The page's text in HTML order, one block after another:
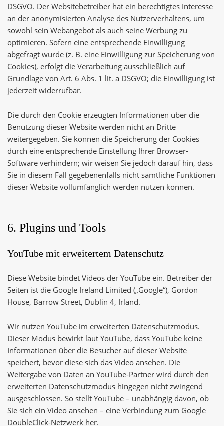
DSGVO. Der Websitebetreiber hat ein berechtigtes Interesse
an der anonymisierten Analyse des Nutzerverhaltens, um
sowohl sein Webangebot als auch seine Werbung zu
optimieren. Sofern eine entsprechende Einwilligung
abgefragt wurde (z. B. eine Einwilligung zur Speicherung von
Cookies), erfolgt die Verarbeitung ausschließlich auf
Grundlage von Art. 6 Abs. 1 lit. a DSGVO; die Einwilligung ist
jederzeit widerrufbar.
Die durch den Cookie erzeugten Informationen über die
Benutzung dieser Website werden nicht an Dritte
weitergegeben. Sie können die Speicherung der Cookies
durch eine entsprechende Einstellung Ihrer Browser-
Software verhindern; wir weisen Sie jedoch darauf hin, dass
Sie in diesem Fall gegebenenfalls nicht sämtliche Funktionen
dieser Website vollumfänglich werden nutzen können.
6. Plugins und Tools
YouTube mit erweitertem Datenschutz
Diese Website bindet Videos der YouTube ein. Betreiber der
Seiten ist die Google Ireland Limited („Google“), Gordon
House, Barrow Street, Dublin 4, Irland.
Wir nutzen YouTube im erweiterten Datenschutzmodus.
Dieser Modus bewirkt laut YouTube, dass YouTube keine
Informationen über die Besucher auf dieser Website
speichert, bevor diese sich das Video ansehen. Die
Weitergabe von Daten an YouTube-Partner wird durch den
erweiterten Datenschutzmodus hingegen nicht zwingend
ausgeschlossen. So stellt YouTube – unabhängig davon, ob
Sie sich ein Video ansehen – eine Verbindung zum Google
DoubleClick-Netzwerk her.